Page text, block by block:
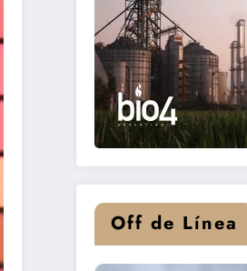
Off de Línea